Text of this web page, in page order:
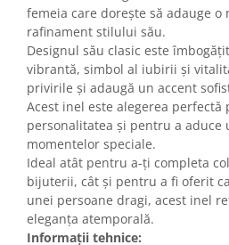
femeia care dorește să adauge o
rafinament stilului său.​
Designul său clasic este
vibrantă, simbol al iubirii și
privirile și adaugă un accent
Acest inel este alegerea
personalitatea și pentru a aduce
momentelor speciale.​
Ideal atât pentru a-ți completa
bijuterii, cât și pentru a fi oferit
unei persoane dragi, acest inel
eleganța atemporală.​
Informații tehnice: